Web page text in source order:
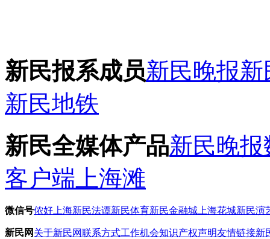
新民报系成员新民晚报新
新民地铁
新民全媒体产品新民晚
客户端 上海滩
微信号侬好上海新民法谭新民体育新民金融城 上海花城新民演
新民网关于新民网联系方式工作机会知识产权声明友情链接新